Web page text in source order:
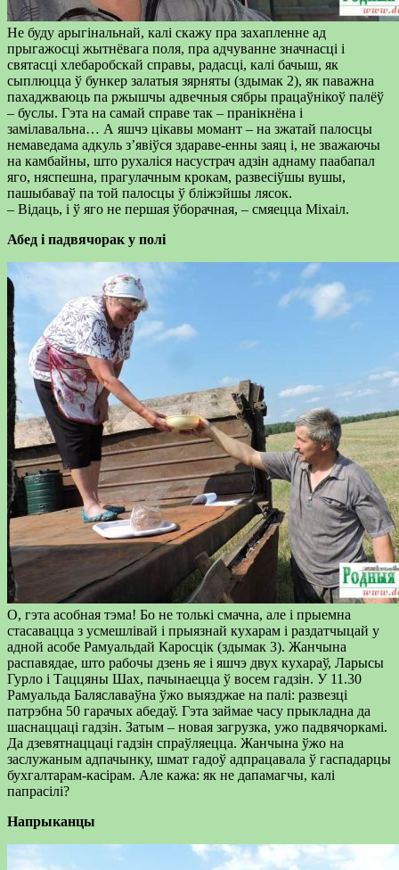
Не буду арыгінальнай, калі скажу пра захапленне ад
прыгажосці жытнёвага поля, пра адчуванне значнасці і
святасці хлебаробскай справы, радасці, калі бачыш, як
сыплюцца ў бункер залатыя зярняты (здымак 2), як паважна
пахаджваюць па ржышчы адвечныя сябры працаўнікоў палёў
– буслы. Гэта на самай справе так – пранікнёна і
замілавальна… А яшчэ цікавы момант – на зжатай палосцы
немаведама адкуль з’явіўся здараве-енны заяц і, не зважаючы
на камбайны, што рухаліся насустрач адзін аднаму паабапал
яго, няспешна, прагулачным крокам, развесіўшы вушы,
пашыбаваў па той палосцы ў бліжэйшы лясок.
– Відаць, і ў яго не першая ўборачная, – смяецца Міхаіл.
Абед і падвячорак у полі
О, гэта асобная тэма! Бо не толькі смачна, але і прыемна
стасавацца з усмешлівай і прыязнай кухарам і раздатчыцай у
адной асобе Рамуальдай Каросцік (здымак 3). Жанчына
распавядае, што рабочы дзень яе і яшчэ двух кухараў, Ларысы
Гурло і Таццяны Шах, пачынаецца ў восем гадзін. У 11.30
Рамуальда Баляславаўна ўжо выязджае на палі: развезці
патрэбна 50 гарачых абедаў. Гэта займае часу прыкладна да
шаснаццаці гадзін. Затым – новая загрузка, ужо падвячоркамі.
Да дзевятнаццаці гадзін спраўляецца. Жанчына ўжо на
заслужаным адпачынку, шмат гадоў адпрацавала ў гаспадарцы
бухгалтарам-касірам. Але кажа: як не дапамагчы, калі
папрасілі?
Напрыканцы